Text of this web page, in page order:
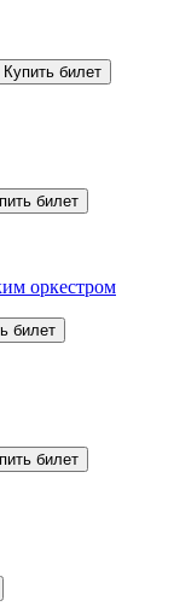
оркестром